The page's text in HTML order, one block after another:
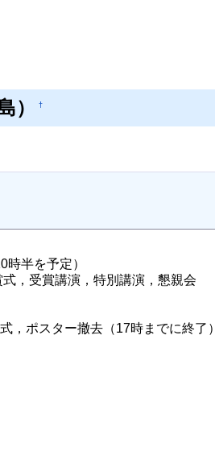
） †
半を予定）
賞講演，特別講演，懇親会
スター撤去（17時までに終了）